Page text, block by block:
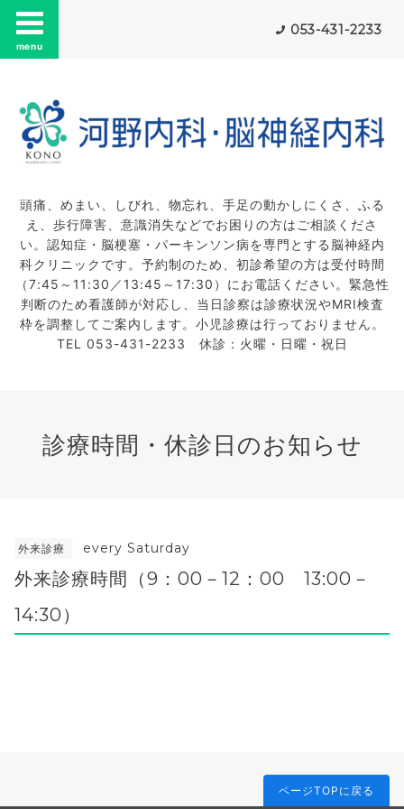
menu
053-431-2233
頭痛、めまい、しびれ、物忘れ、手足の動かしにくさ、ふる
え、歩行障害、意識消失などでお困りの方はご相談くださ
い。認知症・脳梗塞・パーキンソン病を専門とする脳神経内
科クリニックです。予約制のため、初診希望の方は受付時間
（7:45～11:30／13:45～17:30）にお電話ください。緊急性
判断のため看護師が対応し、当日診察は診療状況やMRI検査
枠を調整してご案内します。小児診療は行っておりません。
TEL 053-431-2233 休診：火曜・日曜・祝日
診療時間・休診日のお知らせ
外来診療 every Saturday
外来診療時間（9：00－12：00 13:00－
14:30）
ページTOPに戻る